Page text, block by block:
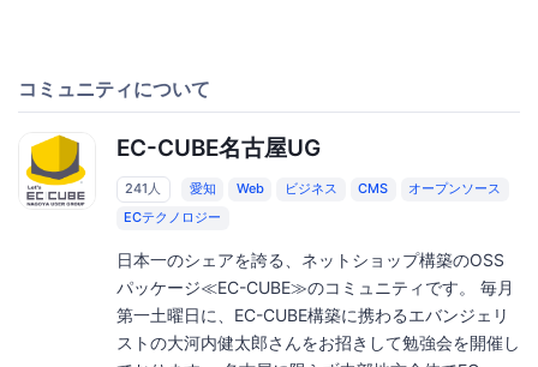
コミュニティについて
EC-CUBE名古屋UG
241人 愛知 Web ビジネス CMS
オープンソース
ECテクノロジー
日本一のシェアを誇る、ネットショップ構築のOSS
パッケージ≪EC-CUBE≫のコミュニティです。 毎月
第一土曜日に、EC-CUBE構築に携わるエバンジェリ
ストの大河内健太郎さんをお招きして勉強会を開催し